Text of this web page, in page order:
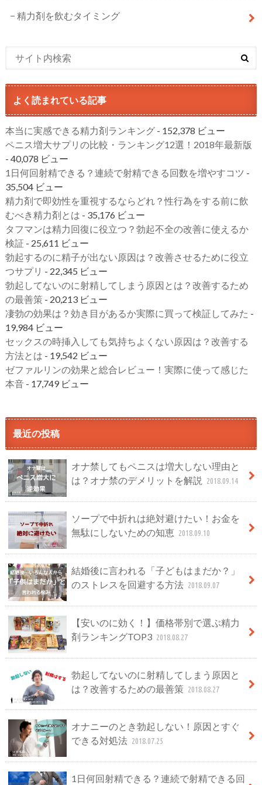
精力剤を飲むタイミング
よく読まれている記事
本当に実感できる精力剤ランキング- 152,378 ビュー
ペニス増大サプリの比較・ランキング12選！2018年最新版
- 40,078 ビュー
1日何回射精できる？連続で射精できる回数を増やすコツ -
35,504 ビュー
精力剤で即効性を重視するならどれ？性行為をする前に飲
むべき精力剤とは - 35,176 ビュー
タフマンは精力回復に役立つ？勃起不全の改善に使えるか
検証 - 25,611 ビュー
勃起するのに精子が出ない原因は？改善させるために役立
つサプリ - 22,345 ビュー
勃起してないのに射精してしまう原因とは？改善するため
の最善策- 20,213 ビュー
凄勃の効果は？効き目があるか実際に買って検証してみた -
19,984 ビュー
セックスの時挿入しても気持ちよくない原因は？改善する
方法とは - 19,542 ビュー
ゼファルリンの効果と総合レビュー！実際に使って感じた
本音- 17,749 ビュー
最近の投稿
オナ禁してもペニスは増大しない理由と
は？オナ禁のデメリットを解説
2018.09.14
ソープで中折れは絶対避けたい！お金を
無駄にしないための知恵 2018.09.10
結婚後に言われる「子どもはまだか？」
のストレスを回避する方法 2018.09.07
【安いのに効く！】価格帯別で選ぶ精力
剤ランキングTOP3 2018.08.27
勃起してないのに射精してしまう原因と
は？改善するための最善策 2018.08.27
オナニーのとき勃起しない！原因とすぐ
できる対処法 2018.07.25
1日何回射精できる？連続で射精できる回